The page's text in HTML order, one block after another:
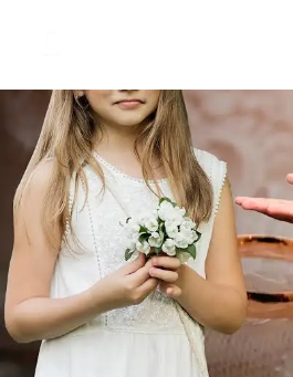
Inicio Real FM
Streaming
En Vivo
Descarga La APP
Programas
Noticias